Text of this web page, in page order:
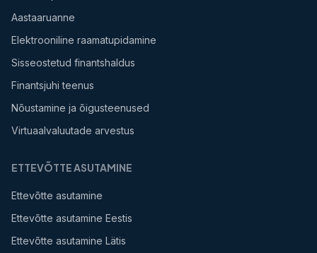
Aastaaruanne
Elektrooniline raamatupidamine
Sisseostetud finantshaldus
Finantsjuhi teenus
Nõustamine ja õigusteenused
Virtuaalvaluutade arvestus
ETTEVÕTTE ASUTAMINE
Ettevõtte asutamine
Ettevõtte asutamine Eestis
Ettevõtte asutamine Lätis